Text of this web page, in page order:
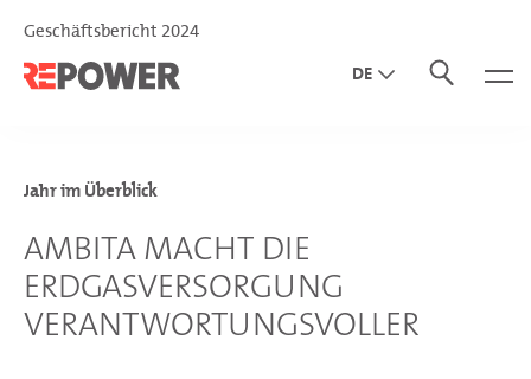
Geschäftsbericht 2024
DE
Jahr im Überblick
AMBITA MACHT DIE
ERDGASVERSORGUNG
VERANTWORTUNGSVOLLER